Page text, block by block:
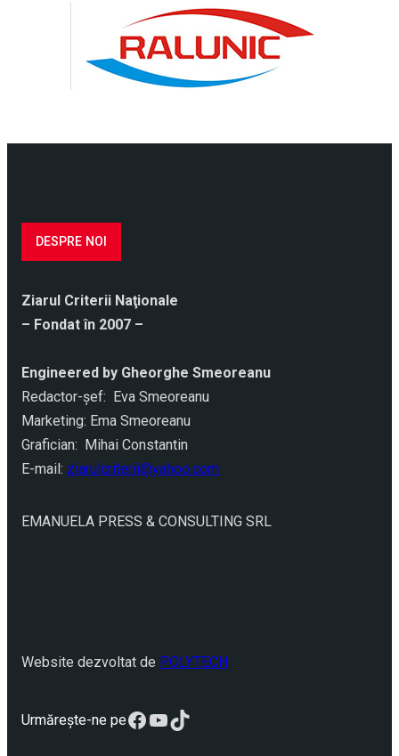
DESPRE NOI
Ziarul Criterii Naţionale
– Fondat în 2007 –
Engineered by Gheorghe Smeoreanu
Redactor-şef: Eva Smeoreanu
Marketing: Ema Smeoreanu
Grafician: Mihai Constantin
E-mail: ziarulcriterii@yahoo.com
EMANUELA PRESS & CONSULTING SRL
Website dezvoltat de POLYTECH
Urmărește-ne peFacebook
YouTube
TikTok